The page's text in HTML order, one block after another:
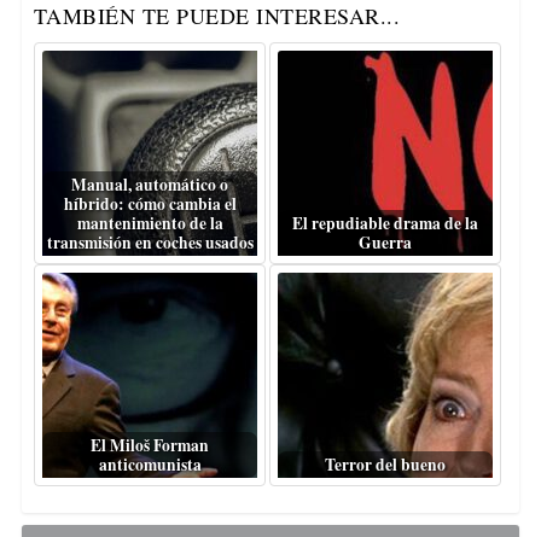
TAMBIÉN TE PUEDE INTERESAR...
Manual, automático o
híbrido: cómo cambia el
mantenimiento de la
transmisión en coches usados
El repudiable drama de la
Guerra
El Miloš Forman
anticomunista
Terror del bueno